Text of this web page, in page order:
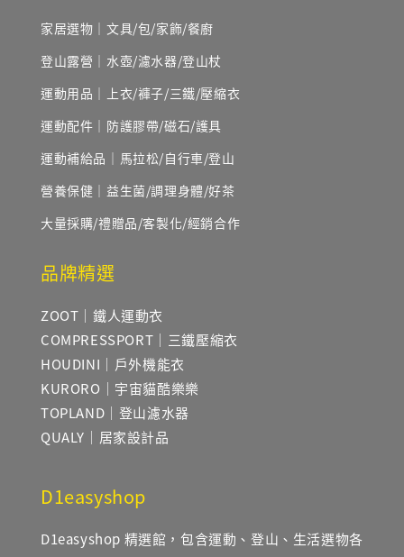
家居選物｜文具/包/家飾/餐廚
登山露營｜水壺/濾水器/登山杖
運動用品｜上衣/褲子/三鐵/壓縮衣
運動配件｜防護膠帶/磁石/護具
運動補給品｜馬拉松/自行車/登山
營養保健｜益生菌/調理身體/好茶
大量採購/禮贈品/客製化/經銷合作
品牌精選
ZOOT｜鐵人運動衣
COMPRESSPORT｜三鐵壓縮衣
HOUDINI｜戶外機能衣
KURORO｜宇宙貓酷樂樂
TOPLAND｜登山濾水器
QUALY｜居家設計品
D1easyshop
D1easyshop 精選館，包含運動、登山、生活選物各